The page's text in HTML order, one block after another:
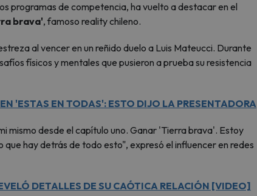
programas de competencia, ha vuelto a destacar en el
brava', famoso reality chileno.
al vencer en un reñido duelo a Luis Mateucci. Durante
físicos y mentales que pusieron a prueba su resistencia
'ESTAS EN TODAS': ESTO DIJO LA PRESENTADORA
mismo desde el capítulo uno. Ganar 'Tierra brava'. Estoy
hay detrás de todo esto", expresó el influencer en redes
DETALLES DE SU CAÓTICA RELACIÓN [VIDEO]